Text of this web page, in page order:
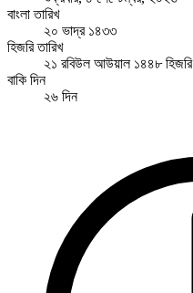
বাংলা তারিখ
২০ ভাদ্র ১৪৩৩
হিজরি তারিখ
২১ রবিউল আউয়াল ১৪৪৮ হিজরি
বাকি দিন
২৬ দিন